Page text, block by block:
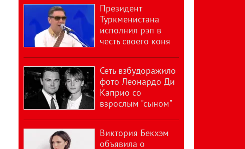
Президент
Туркменистана
исполнил рэп в
честь своего коня
Сеть взбудоражило
фото Леонардо Ди
Каприо со
взрослым "сыном"
Виктория Бекхэм
объявила о